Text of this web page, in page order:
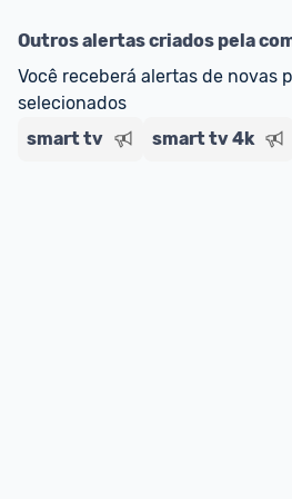
Outros alertas criados pela
Você receberá alertas de novas
selecionados
smart tv
smart tv 4k